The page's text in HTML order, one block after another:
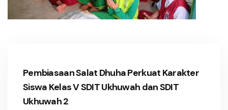
Pembiasaan Salat Dhuha Perkuat Karakter
Siswa Kelas V SDIT Ukhuwah dan SDIT
Ukhuwah 2